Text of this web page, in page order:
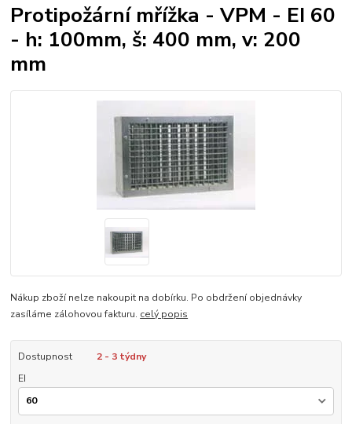
Protipožární mřížka - VPM - EI 60
- h: 100mm, š: 400 mm, v: 200
mm
Nákup zboží nelze nakoupit na dobírku. Po obdržení objednávky
zasíláme zálohovou fakturu. celý popis
Dostupnost
2 - 3 týdny
EI